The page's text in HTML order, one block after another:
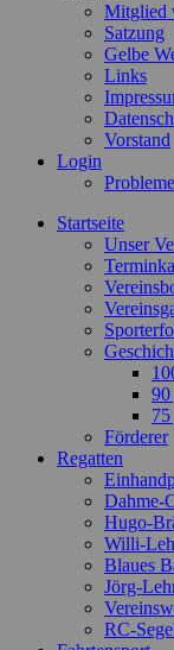
Mitglied
Satzung
Gelbe
Links
Vorstand
Login
Startseite
Unser
90
Förderer
Regatten
Dahme-
Hugo-
Willi-
Blaues
Jörg-
RC-